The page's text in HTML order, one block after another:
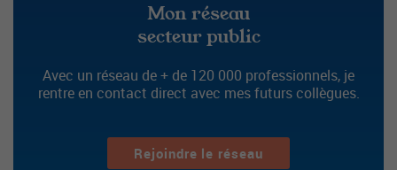
Mon réseau
secteur public
Avec un réseau de + de 120 000 professionnels, je
rentre en contact direct avec mes futurs collègues.
Rejoindre le réseau